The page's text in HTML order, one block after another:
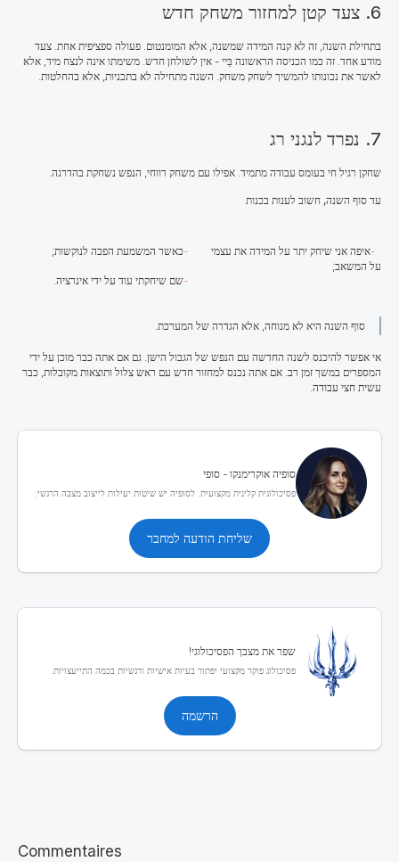
6. צעד קטן למחזור משחק חדש
בתחילת השנה, זה לא קנה המידה שמשנה, אלא המומנטום. פעולה ספציפית אחת. צעד
מודע אחד. זה כמו הכניסה הראשונה בַּּיי - אין לשולחן חדש. משימתו אינה לנצח מיד, אלא
לאשר את נכונותו להמשיך לשחק משחק. השנה מתחילה לא בתכניות, אלא בהחלטות.
7. נפרד לנגני רג
שחקן רגיל חי בעומס עבודה מתמיד. אפילו עם משחק רווחי, הנפש נשחקת בהדרגה.
עד סוף השנה, חשוב לענות בכנות
איפה אני שיחק יתר על המידה את עצמי
על המשאב;
כאשר המשמעת הפכה לנוקשות;
שם שיחקתי עוד על ידי אינרציה.
סוף השנה היא לא מנוחה, אלא הגדרה של המערכת.
אי אפשר להיכנס לשנה החדשה עם הנפש של הגבול הישן. גם אם אתה כבר מוכן על ידי
המספרים במשך זמן רב. אם אתה נכנס למחזור חדש עם ראש צלול ותוצאות מקובלות, כבר
עשית חצי עבודה.
סופיה אוקרימנקו - סופי
פסיכולוגית קלינית מקצועית. לסופיה יש שיטות יעילות לייצוב מצבה הרגשי.
שליחת הודעה למחבר
שפר את מצבך הפסיכולוגי!
פסיכולוג פוקר מקצועי יפתור בעיות אישיות ורגשיות בכמה התייעצויות.
הרשמה
Commentaires